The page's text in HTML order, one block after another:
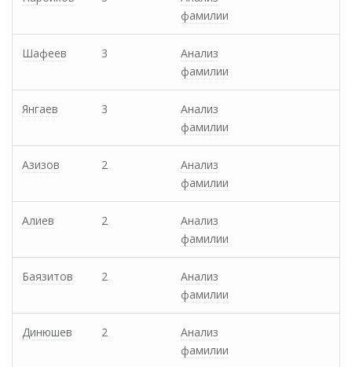
фамилии
Шафеев 3
Анализ
фамилии
Янгаев 3
Анализ
фамилии
Азизов 2
Анализ
фамилии
Алиев 2
Анализ
фамилии
Баязитов 2
Анализ
фамилии
Динюшев 2
Анализ
фамилии